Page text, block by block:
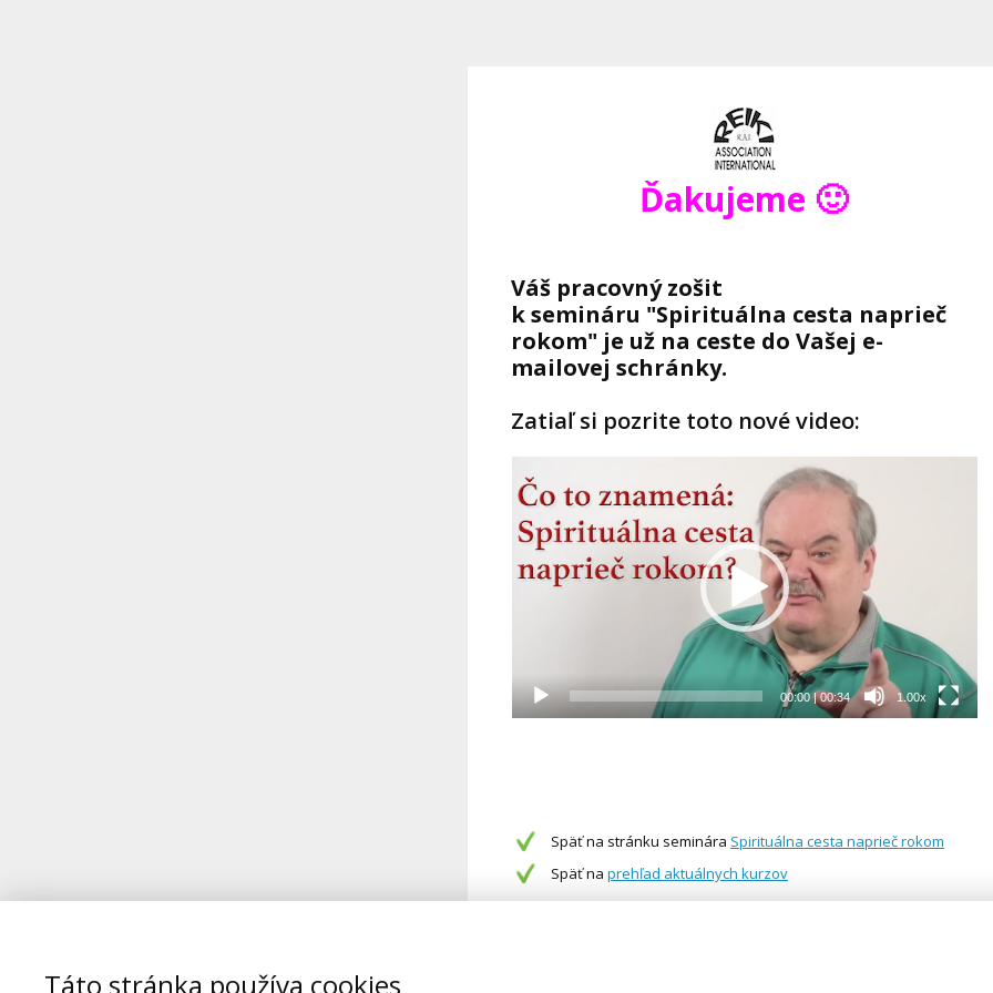
Ďakujeme 🙂
Váš pracovný zošit
k semináru "Spirituálna cesta naprieč
rokom" je už na ceste do Vašej e-
mailovej schránky.
Zatiaľ si pozrite toto nové video:
prehrávač
00:00|00:34 1.00x
Späť na stránku seminára Spirituálna cesta naprieč rokom
Späť na prehľad aktuálnych kurzov
Táto stránka používa cookies